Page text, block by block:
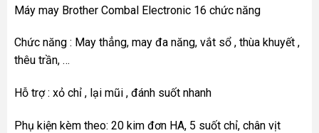
Máy may Brother Combal Electronic 16 chức năng
Chức năng : May thẳng, may đa năng, vắt sổ , thùa khuyết ,
thêu trần, …
Hỗ trợ : xỏ chỉ , lại mũi , đánh suốt nhanh
Phụ kiện kèm theo: 20 kim đơn HA, 5 suốt chỉ, chân vịt